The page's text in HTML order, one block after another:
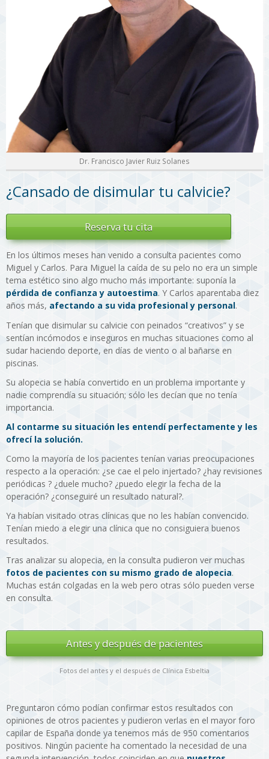
Dr. Francisco Javier Ruiz Solanes
¿Cansado de disimular tu calvicie?
Reserva tu cita
En los últimos meses han venido a consulta pacientes como
Miguel y Carlos. Para Miguel la caída de su pelo no era un simple
tema estético sino algo mucho más importante: suponía la
pérdida de confianza y autoestima. Y Carlos aparentaba diez
años más, afectando a su vida profesional y personal.
Tenían que disimular su calvicie con peinados “creativos” y se
sentían incómodos e inseguros en muchas situaciones como al
sudar haciendo deporte, en días de viento o al bañarse en
piscinas.
Su alopecia se había convertido en un problema importante y
nadie comprendía su situación; sólo les decían que no tenía
importancia.
Al contarme su situación les entendí perfectamente y les
ofrecí la solución.
Como la mayoría de los pacientes tenían varias preocupaciones
respecto a la operación: ¿se cae el pelo injertado? ¿hay revisiones
periódicas ? ¿duele mucho? ¿puedo elegir la fecha de la
operación? ¿conseguiré un resultado natural?.
Ya habían visitado otras clínicas que no les habían convencido.
Tenían miedo a elegir una clínica que no consiguiera buenos
resultados.
Tras analizar su alopecia, en la consulta pudieron ver muchas
fotos de pacientes con su mismo grado de alopecia.
Muchas están colgadas en la web pero otras sólo pueden verse
en consulta.
Antes y después de pacientes
Fotos del antes y el después de Clínica Esbeltia
Preguntaron cómo podían confirmar estos resultados con
opiniones de otros pacientes y pudieron verlas en el mayor foro
capilar de España donde ya tenemos más de 950 comentarios
positivos. Ningún paciente ha comentado la necesidad de una